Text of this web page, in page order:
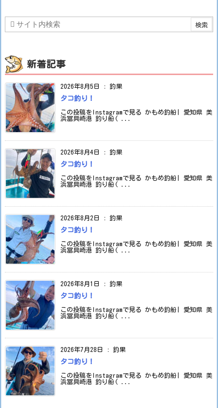
新着記事
2026年8月5日 : 釣果
タコ釣り！
この投稿をInstagramで見る かもめ釣船| 愛知県 美
浜冨具崎港 釣り船( ...
2026年8月4日 : 釣果
タコ釣り！
この投稿をInstagramで見る かもめ釣船| 愛知県 美
浜冨具崎港 釣り船( ...
2026年8月2日 : 釣果
タコ釣り！
この投稿をInstagramで見る かもめ釣船| 愛知県 美
浜冨具崎港 釣り船( ...
2026年8月1日 : 釣果
タコ釣り！
この投稿をInstagramで見る かもめ釣船| 愛知県 美
浜冨具崎港 釣り船( ...
2026年7月28日 : 釣果
タコ釣り！
この投稿をInstagramで見る かもめ釣船| 愛知県 美
浜冨具崎港 釣り船( ...